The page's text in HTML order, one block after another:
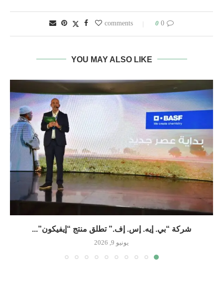
0 comments
0
YOU MAY ALSO LIKE
شركة “بي. إيه. إس. إف.” تطلق منتج “إيفيكون”...
يونيو 9, 2026